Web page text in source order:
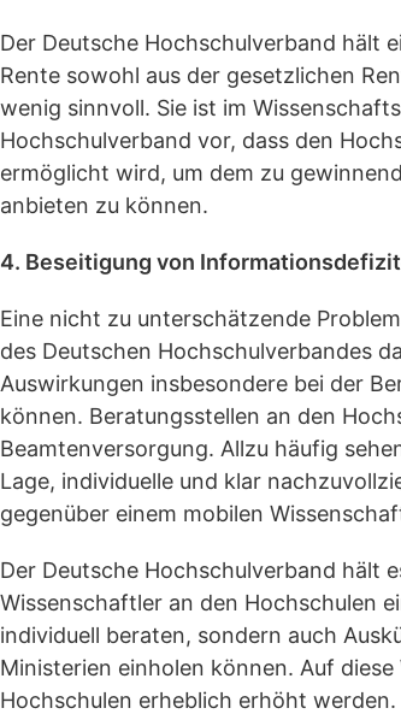
Der Deutsche Hochschulverband hält
Rente sowohl aus der gesetzlichen
wenig sinnvoll. Sie ist im
Hochschulverband vor, dass den
ermöglicht wird, um dem zu
anbieten zu können.
4. Beseitigung von
Eine nicht zu unterschätzende
des Deutschen Hochschulverbandes
Auswirkungen insbesondere bei der
können. Beratungsstellen an den
Beamtenversorgung. Allzu häufig
Lage, individuelle und klar
gegenüber einem mobilen
Der Deutsche Hochschulverband hält
Wissenschaftler an den Hochschulen
individuell beraten, sondern auch
Ministerien einholen können. Auf
Hochschulen erheblich erhöht